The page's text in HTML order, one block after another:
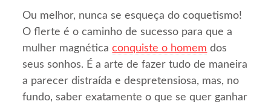
Ou melhor, nunca se esqueça do coquetismo!
O flerte é o caminho de sucesso para que a
mulher magnéticaconquiste o homem dos
seus sonhos. É a arte de fazer tudo de maneira
a parecer distraída e despretensiosa, mas, no
fundo, saber exatamente o que se quer ganhar